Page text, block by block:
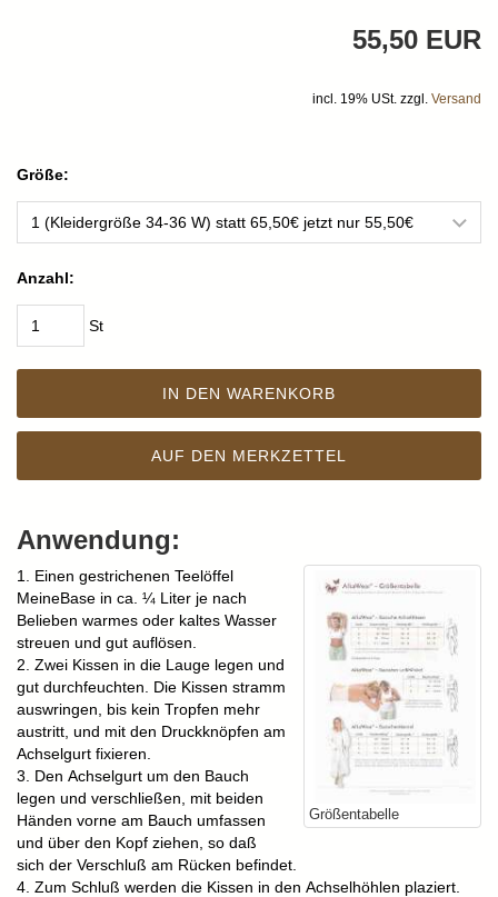
55,50 EUR
incl. 19% USt. zzgl. Versand
Größe:
Anzahl:
St
IN DEN WARENKORB
AUF DEN MERKZETTEL
Anwendung:
Größentabelle
1. Einen gestrichenen Teelöffel
MeineBase in ca. ¼ Liter je nach
Belieben warmes oder kaltes Wasser
streuen und gut auflösen.
2. Zwei Kissen in die Lauge legen und
gut durchfeuchten. Die Kissen stramm
auswringen, bis kein Tropfen mehr
austritt, und mit den Druckknöpfen am
Achselgurt fixieren.
3. Den Achselgurt um den Bauch
legen und verschließen, mit beiden
Händen vorne am Bauch umfassen
und über den Kopf ziehen, so daß
sich der Verschluß am Rücken befindet.
4. Zum Schluß werden die Kissen in den Achselhöhlen plaziert.